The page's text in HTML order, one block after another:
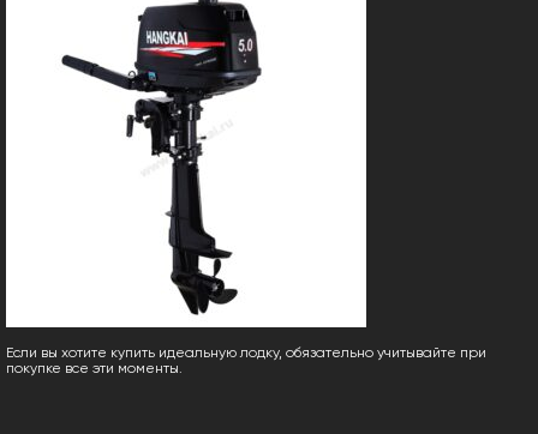
Если вы хотите купить идеальную лодку, обязательно учитывайте при
покупке все эти моменты.